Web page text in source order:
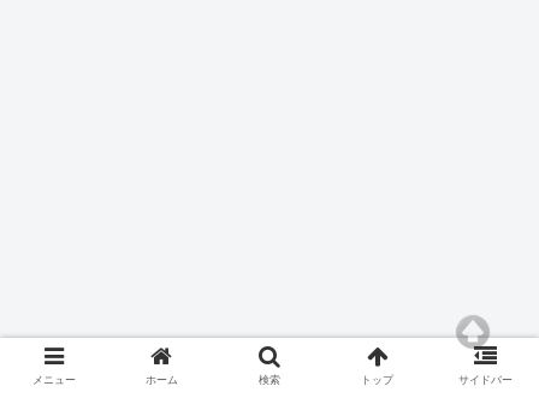
メニュー ホーム 検索 トップ サイドバー